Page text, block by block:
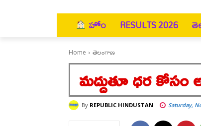
హోం RESULTS 2026
Home తెలంగాణ
మద్దుతూ ధర
By REPUBLIC HINDUSTAN Saturday,